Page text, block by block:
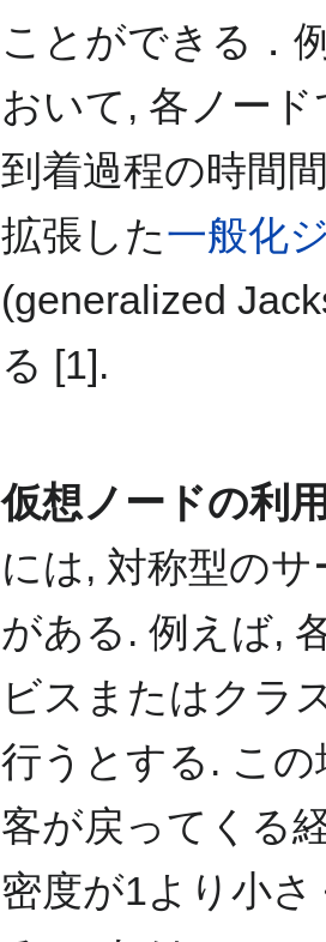
ことができる．
おいて, 各ノー
到着過程の時間
拡張した一般化
(generalized
る [1].
仮想ノードの利
には, 対称型の
がある. 例えば,
ビスまたはクラ
行うとする. こ
客が戻ってくる
密度が1より小